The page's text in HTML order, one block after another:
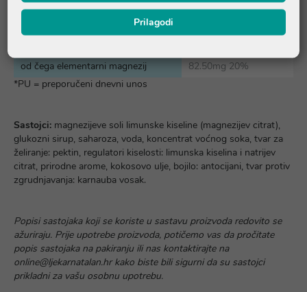
Sastojci u preporučenoj dnevnoj
dozi (= 1 gumeni bombon):
KOLIČINA; % PU*
od čega elementarni magnezij
82.50mg 20%
*PU = preporučeni dnevni unos
Sastojci: magnezijeve soli limunske kiseline (magnezijev citrat),
glukozni sirup, saharoza, voda, koncentrat voćnog soka, tvar za
želiranje: pektin, regulatori kiselosti: limunska kiselina i natrijev
citrat, prirodne arome, kokosovo ulje, bojilo: antocijani, tvar protiv
zgrudnjavanja: karnauba vosak.
Popisi sastojaka koji se koriste u sastavu proizvoda redovito se
ažuriraju. Prije upotrebe proizvoda, potičemo vas da pročitate
popis sastojaka na pakiranju ili nas kontaktirajte na
online@ljekarnatalan.hr kako biste bili sigurni da su sastojci
prikladni za vašu osobnu upotrebu.
Prilagodi